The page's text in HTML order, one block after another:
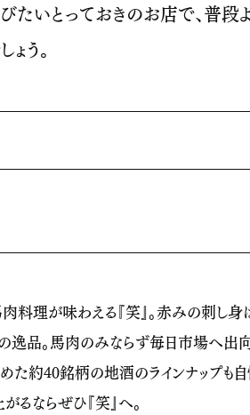
たいとっておきのお店で、普段
う。
が味わえる『笑』。赤みの刺し身は
逸品。馬肉のみならず毎日市場へ出
約40銘柄の地酒のラインナップも自
ならぜひ『笑』へ。